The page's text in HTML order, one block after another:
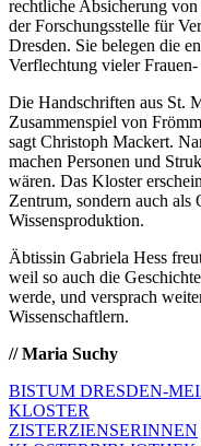
rechtliche Absicherung
der Forschungsstelle für
Dresden. Sie belegen die
Verflechtung vieler
Die Handschriften aus St.
Zusammenspiel von
sagt Christoph Mackert.
machen Personen und
wären. Das Kloster
Zentrum, sondern auch
Wissensproduktion.
Äbtissin Gabriela Hess
weil so auch die
werde, und versprach
Wissenschaftlern.
// Maria Suchy
BISTUM DRESDEN-
KLOSTER
ZISTERZIENSERINNEN